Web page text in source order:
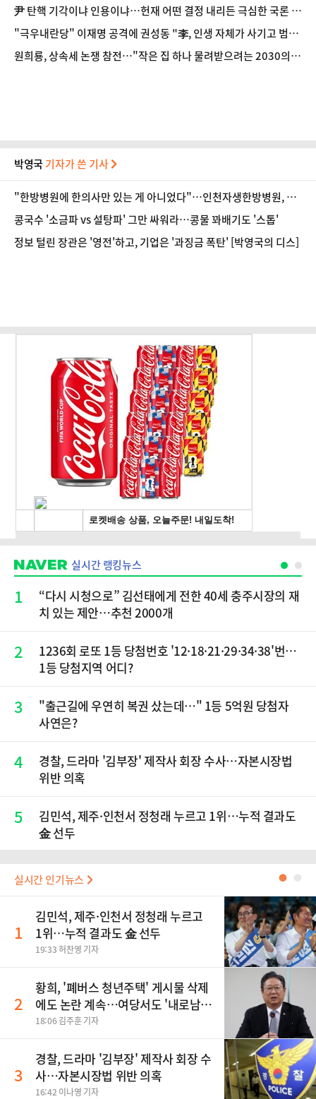
尹 탄핵 기각이냐 인용이냐…헌재 어떤 결정 내리든 극심한 국론 분
열 불가피 [정국 기상대]
"극우내란당" 이재명 공격에 권성동 "李, 인생 자체가 사기고 범
죄"
원희룡, 상속세 논쟁 참전…"작은 집 하나 물려받으려는 2030의
박영국 기자가 쓴 기사
"한방병원에 한의사만 있는 게 아니었다"…인천자생한방병원, 진
로 탐색의 장 마련
콩국수 '소금파 vs 설탕파' 그만 싸워라…콩물 꽈배기도 '스톱'
정보 털린 장관은 '영전'하고, 기업은 '과징금 폭탄' [박영국의 디스]
실시간 랭킹뉴스
1
“다시 시청으로” 김선태에게 전한 40세 충주시장의 재
치 있는 제안…추천 2000개
2
1236회 로또 1등 당첨번호 '12·18·21·29·34·38'번…
1등 당첨지역 어디?
3
"출근길에 우연히 복권 샀는데…" 1등 5억원 당첨자
사연은?
4
경찰, 드라마 '김부장' 제작사 회장 수사…자본시장법
위반 의혹
5
김민석, 제주·인천서 정청래 누르고 1위…누적 결과도
金 선두
실시간 인기뉴스 ●
1
김민석, 제주·인천서 정청래 누르고
1위…누적 결과도 金 선두
19:33 허찬영 기자
2
황희, '폐버스 청년주택' 게시물 삭제
에도 논란 계속…여당서도 '내로남
불' 비판
18:06 김주훈 기자
3
경찰, 드라마 '김부장' 제작사 회장 수
사…자본시장법 위반 의혹
16:42 이나영 기자